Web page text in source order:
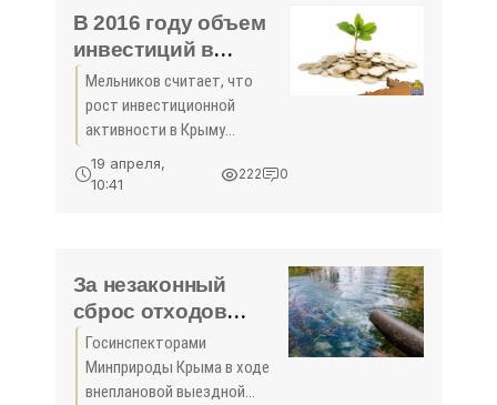
присутствующих депутатов.
В 2016 году объем
инвестиций в
экономику
полуострова вырос
на 28%
Мельников считает, что
рост инвестиционной
активности в Крыму
наблюдается благодаря
СЭЗ и особым условиям
19 апреля - -Крым. За
19 апреля,
10:41
222 0
За незаконный
сброс отходов
нарушители
заплатят 60 тысяч
рублей - «Общество
Госинспекторами
Минприроды Крыма в ходе
внеплановой выездной